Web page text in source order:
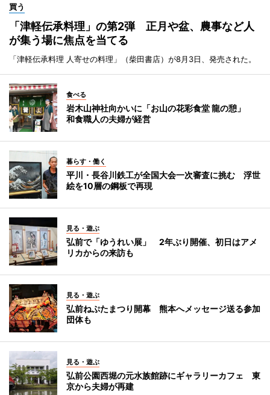
買う
「津軽伝承料理」の第2弾 正月や盆、農事など人
が集う場に焦点を当てる
「津軽伝承料理 人寄せの料理」（柴田書店）が8月3日、発売された。
食べる
岩木山神社向かいに「お山の花彩食堂 龍の憩」
和食職人の夫婦が経営
暮らす・働く
平川・長谷川鉄工が全国大会一次審査に挑む 浮世
絵を10層の鋼板で再現
見る・遊ぶ
弘前で「ゆうれい展」 2年ぶり開催、初日はアメ
リカからの来訪も
見る・遊ぶ
弘前ねぷたまつり開幕 熊本へメッセージ送る参加
団体も
見る・遊ぶ
弘前公園西堀の元水族館跡にギャラリーカフェ 東
京から夫婦が再建